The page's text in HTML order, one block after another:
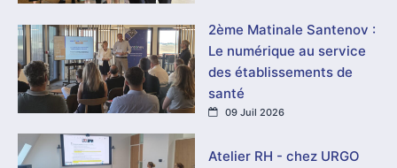
2ème Matinale Santenov :
Le numérique au service
des établissements de
santé
09 Juil 2026
Atelier RH - chez URGO